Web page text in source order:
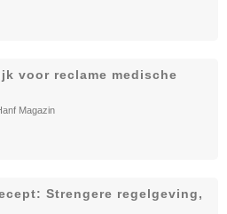
voor reclame medische
Magazin
Strengere regelgeving,